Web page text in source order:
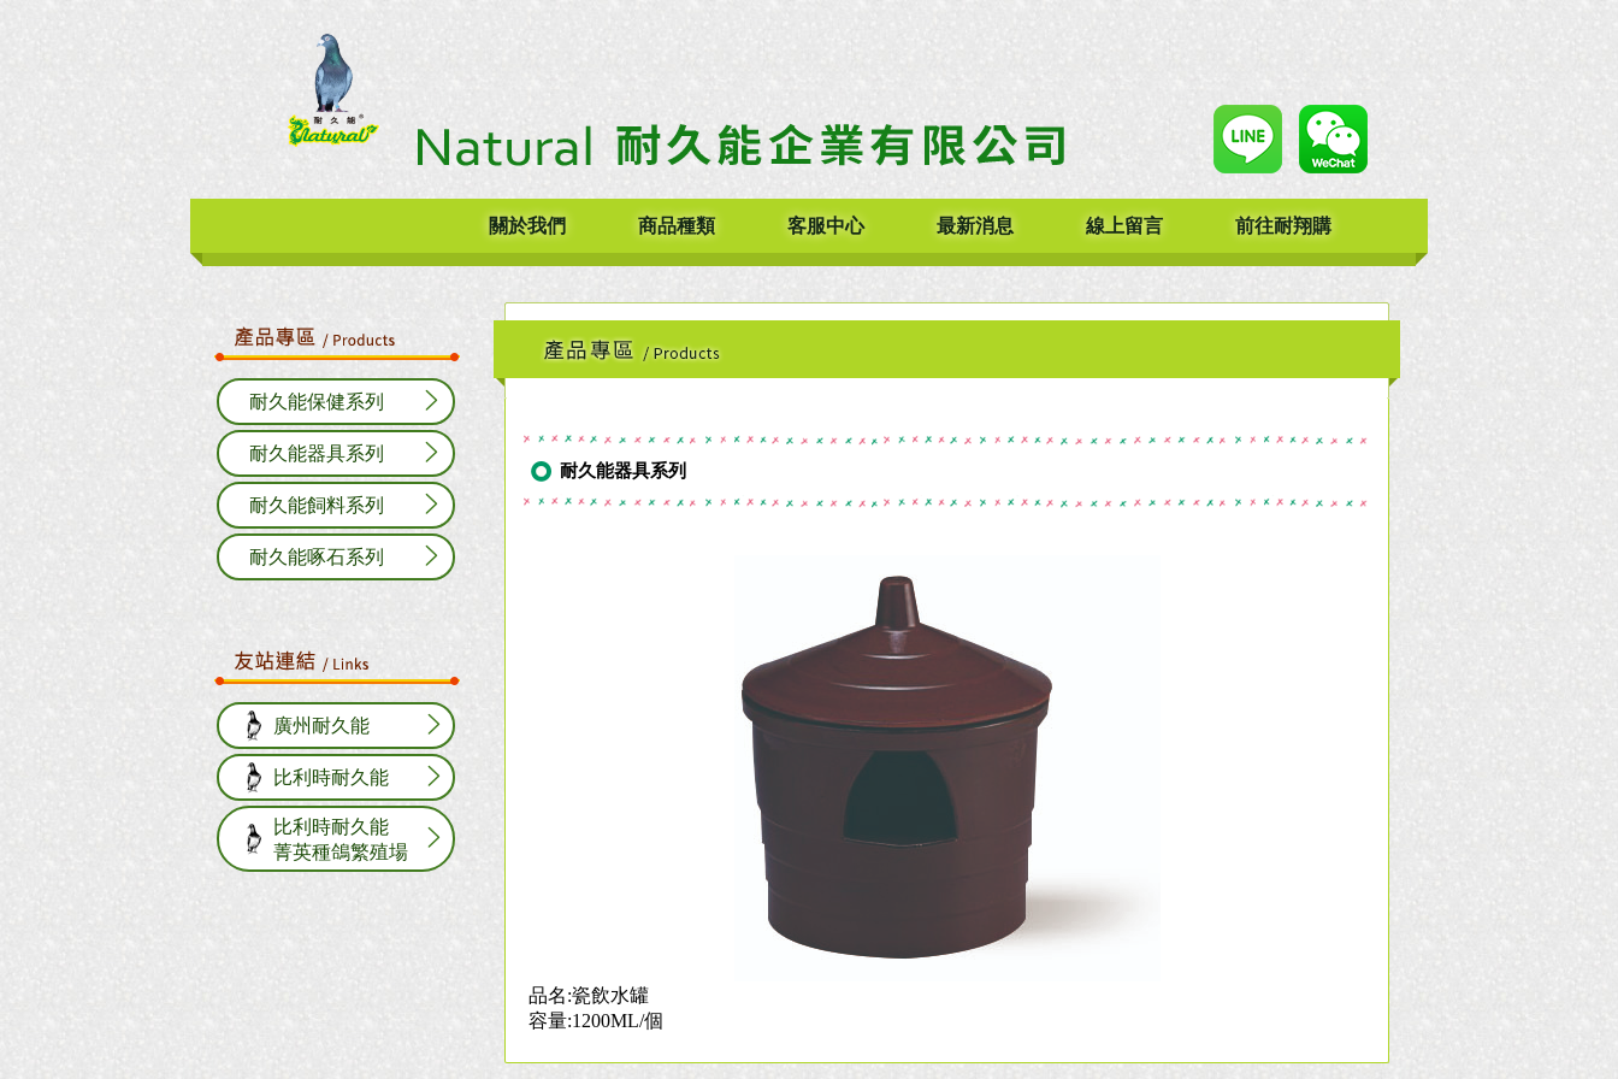
關於我們 商品種類 客服中心 最新消息 線上留言 前往耐翔購
耐久能保健系列
耐久能器具系列
耐久能飼料系列
耐久能啄石系列
廣州耐久能
比利時耐久能
比利時耐久能
菁英種鴿繁殖場
耐久能器具系列
品名:瓷飲水罐
容量:1200ML/個